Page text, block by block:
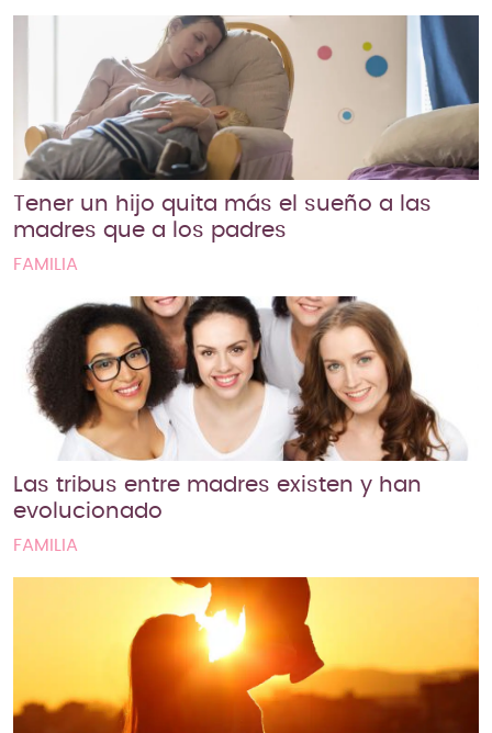
Tener un hijo quita más el sueño a las
madres que a los padres
FAMILIA
Las tribus entre madres existen y han
evolucionado
FAMILIA